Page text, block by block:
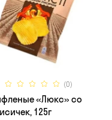
(0)
«Люкс» со
125г